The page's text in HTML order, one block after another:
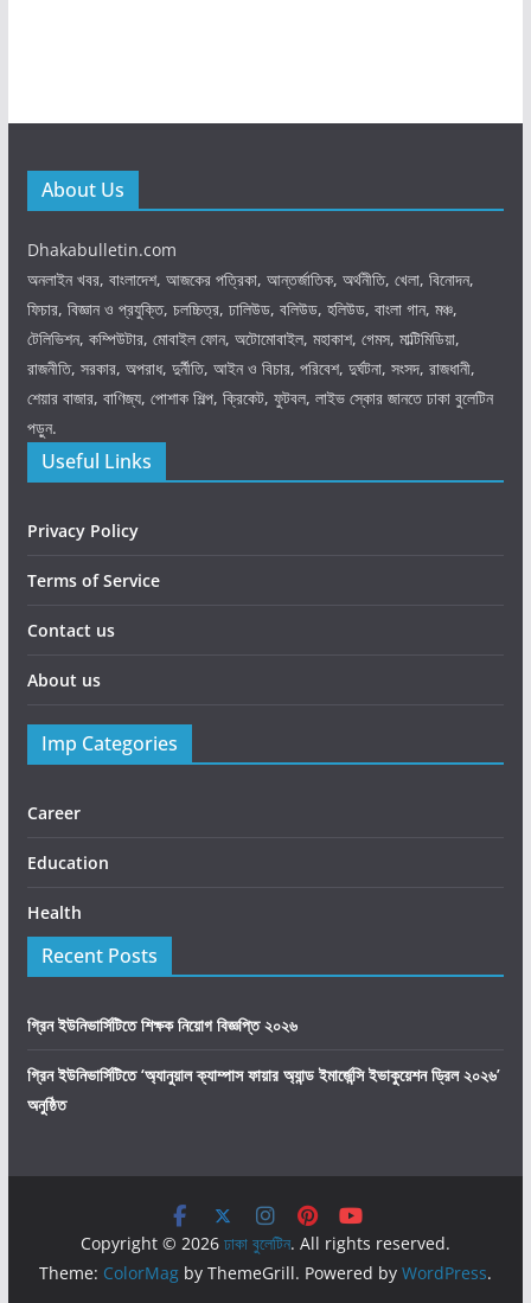
About Us
Dhakabulletin.com
অনলাইন খবর, বাংলাদেশ, আজকের পত্রিকা, আন্তর্জাতিক, অর্থনীতি, খেলা, বিনোদন,
ফিচার, বিজ্ঞান ও প্রযুক্তি, চলচ্চিত্র, ঢালিউড, বলিউড, হলিউড, বাংলা গান, মঞ্চ,
টেলিভিশন, কম্পিউটার, মোবাইল ফোন, অটোমোবাইল, মহাকাশ, গেমস, মাল্টিমিডিয়া,
রাজনীতি, সরকার, অপরাধ, দুর্নীতি, আইন ও বিচার, পরিবেশ, দুর্ঘটনা, সংসদ, রাজধানী,
শেয়ার বাজার, বাণিজ্য, পোশাক শিল্প, ক্রিকেট, ফুটবল, লাইভ স্কোর জানতে ঢাকা বুলেটিন
পড়ুন.
Useful Links
Privacy Policy
Terms of Service
Contact us
About us
Imp Categories
Career
Education
Health
Recent Posts
গ্রিন ইউনিভার্সিটিতে শিক্ষক নিয়োগ বিজ্ঞপ্তি ২০২৬
গ্রিন ইউনিভার্সিটিতে ‘অ্যানুয়াল ক্যাম্পাস ফায়ার অ্যান্ড ইমার্জেন্সি ইভাকুয়েশন ড্রিল ২০২৬’
অনুষ্ঠিত
Copyright © 2026 ঢাকা বুলেটিন. All rights reserved.
Theme: ColorMagby ThemeGrill. Powered by WordPress.